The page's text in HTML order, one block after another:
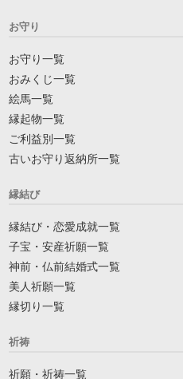
お守り
お守り一覧
おみくじ一覧
絵馬一覧
縁起物一覧
ご利益別一覧
古いお守り返納所一覧
縁結び
縁結び・恋愛成就一覧
子宝・安産祈願一覧
神前・仏前結婚式一覧
美人祈願一覧
縁切り一覧
祈祷
祈願・祈祷一覧